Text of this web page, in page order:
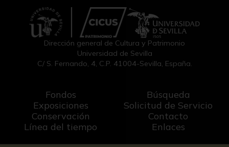
Dirección general de Cultura y Patrimonio
Universidad de Sevilla
C/ S. Fernando, 4, C.P. 41004-Sevilla, España.
Fondos
Exposiciones
Conservación
Línea del tiempo
Búsqueda
Solicitud de Servicio
Contacto
Enlaces